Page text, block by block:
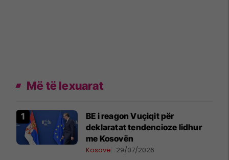
Më të lexuarat
BE i reagon Vuçiqit për
deklaratat tendencioze lidhur
me Kosovën
Kosovë 29/07/2026